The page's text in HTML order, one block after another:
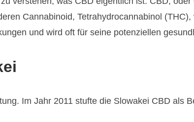
Cannabinoid, Tetrahydrocannabinol
und wird oft für seine potenziellen
Im Jahr 2011 stufte die Slowakei CBD als